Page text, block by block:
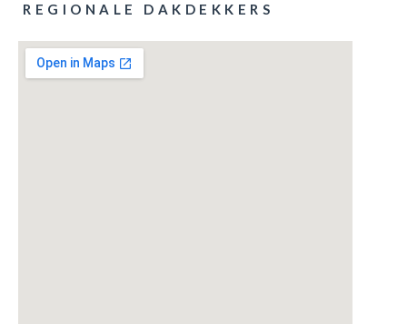
REGIONALE DAKDEKKERS